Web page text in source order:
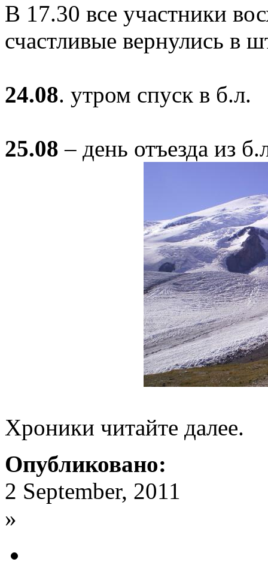
В 17.30 все участники
счастливые вернулись в
24.08. утром спуск в б.л.
25.08 – день отъезда из
Хроники читайте далее.
Опубликовано:
2 September, 2011
»